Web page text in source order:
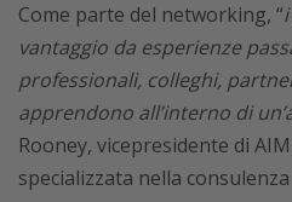
Come parte del networking, “
vantaggio da esperienze
professionali, colleghi,
apprendono all’interno di
Rooney, vicepresidente di
specializzata nella